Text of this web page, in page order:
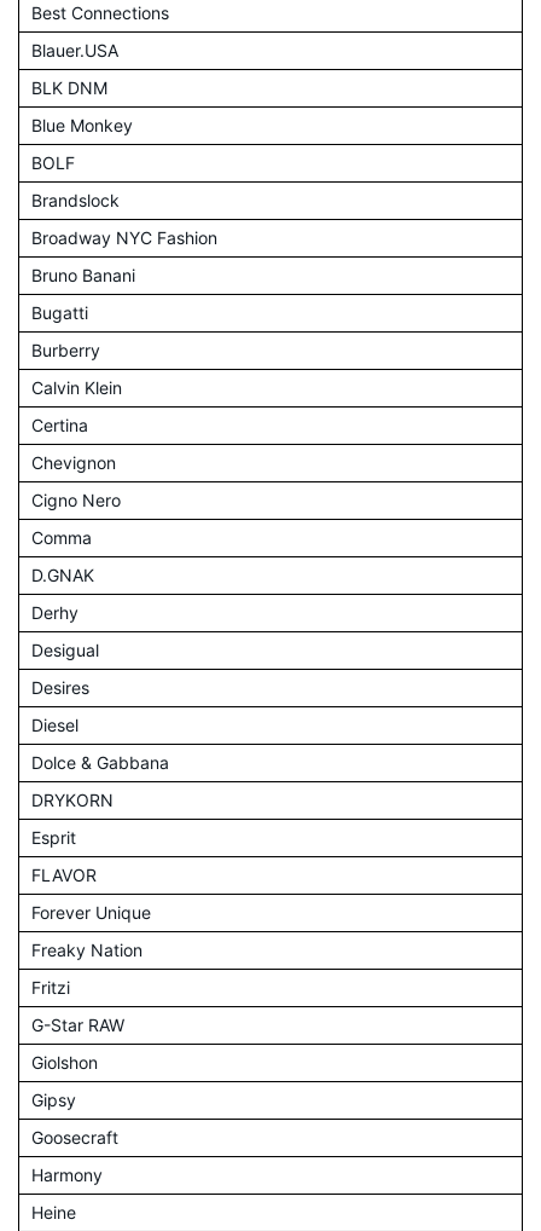
Best Connections
Blauer.USA
BLK DNM
Blue Monkey
BOLF
Brandslock
Broadway NYC Fashion
Bruno Banani
Bugatti
Burberry
Calvin Klein
Certina
Chevignon
Cigno Nero
Comma
D.GNAK
Derhy
Desigual
Desires
Diesel
Dolce & Gabbana
DRYKORN
Esprit
FLAVOR
Forever Unique
Freaky Nation
Fritzi
G-Star RAW
Giolshon
Gipsy
Goosecraft
Harmony
Heine